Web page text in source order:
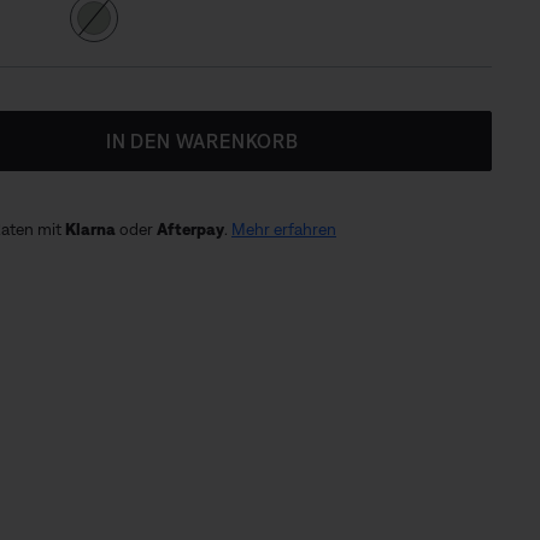
IN DEN WARENKORB
mit Klarna oder Afterpay. Mehr erfahren